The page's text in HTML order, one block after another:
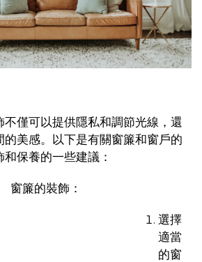
不僅可以提供隱私和調節光線，還
的美感。以下是有關窗簾和窗戶的
和保養的一些建議：
窗簾的裝飾：
選擇
適當
的窗